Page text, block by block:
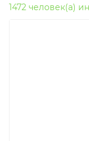
1472 человек(а)